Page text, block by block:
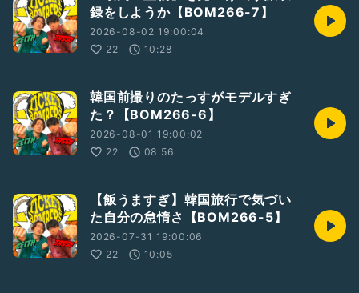
録をしようか【BOM266-7】
2026-08-02 19:00:04
22
10:28
韓国前撮りのたっすがモデルすぎ
た？【BOM266-6】
2026-08-01 19:00:02
22
08:56
【飯うますぎ】韓国旅行で気づい
た自分の怠惰さ【BOM266-5】
2026-07-31 19:00:06
22
10:05